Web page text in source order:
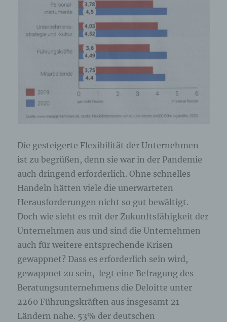
Die gesteigerte Flexibilität der Unternehmen
ist zu begrüßen, denn sie war in der Pandemie
auch dringend erforderlich. Ohne schnelles
Handeln hätten viele die unerwarteten
Herausforderungen nicht so gut bewältigt.
Doch wie sieht es mit der Zukunftsfähigkeit der
Unternehmen aus und sind die Unternehmen
auch für weitere entsprechende Krisen
gewappnet? Dass es erforderlich sein wird,
gewappnet zu sein, legt eine Befragung des
Beratungsunternehmens die Deloitte unter
2260 Führungskräften aus insgesamt 21
Ländern nahe. 53% der deutschen